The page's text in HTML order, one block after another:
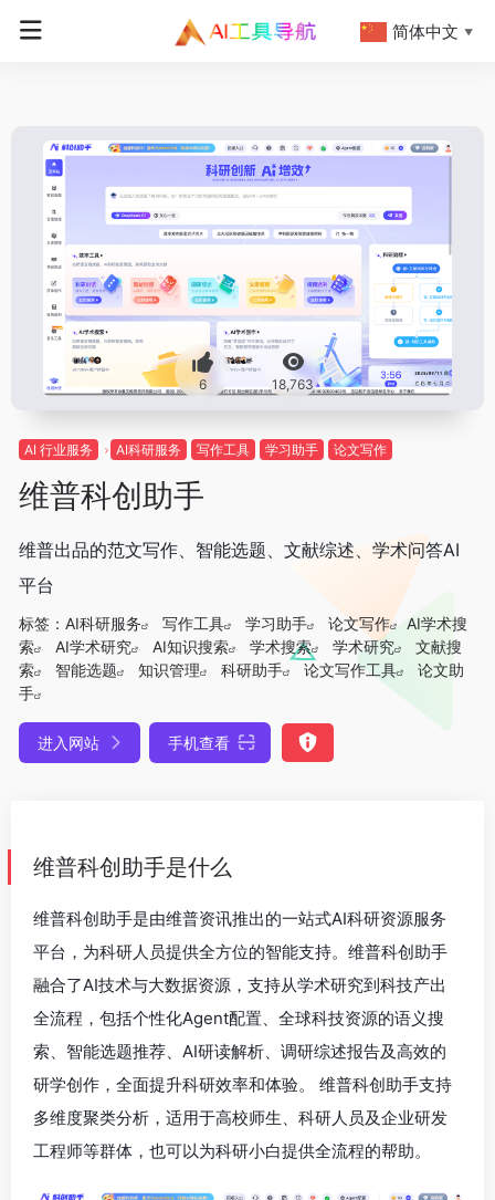
6 18,763
AI 行业服务 AI科研服务 写作工具 学习助手 论文写作
维普科创助手
维普出品的范文写作、智能选题、文献综述、学术问答AI
平台
标签： AI科研服务 写作工具 学习助手 论文写作
AI学术搜
索
AI学术研究 AI知识搜索 学术搜索 学术研究
文献搜
索
智能选题 知识管理 科研助手 论文写作工具
论文助
手
进入网站 手机查看
维普科创助手是什么
维普科创助手是由维普资讯推出的一站式AI科研资源服务
平台，为科研人员提供全方位的智能支持。维普科创助手
融合了AI技术与大数据资源，支持从学术研究到科技产出
全流程，包括个性化Agent配置、全球科技资源的语义搜
索、智能选题推荐、AI研读解析、调研综述报告及高效的
研学创作，全面提升科研效率和体验。 维普科创助手支持
多维度聚类分析，适用于高校师生、科研人员及企业研发
工程师等群体，也可以为科研小白提供全流程的帮助。
简体中文 ▼